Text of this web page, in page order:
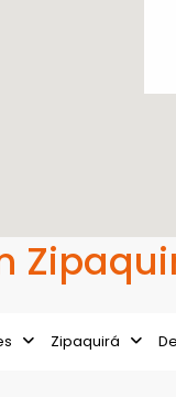
Zipaquirá